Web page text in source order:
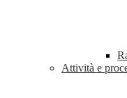
Attività e